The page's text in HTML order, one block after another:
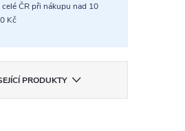
celé ČR při nákupu nad 10
Kč
PRODUKTY